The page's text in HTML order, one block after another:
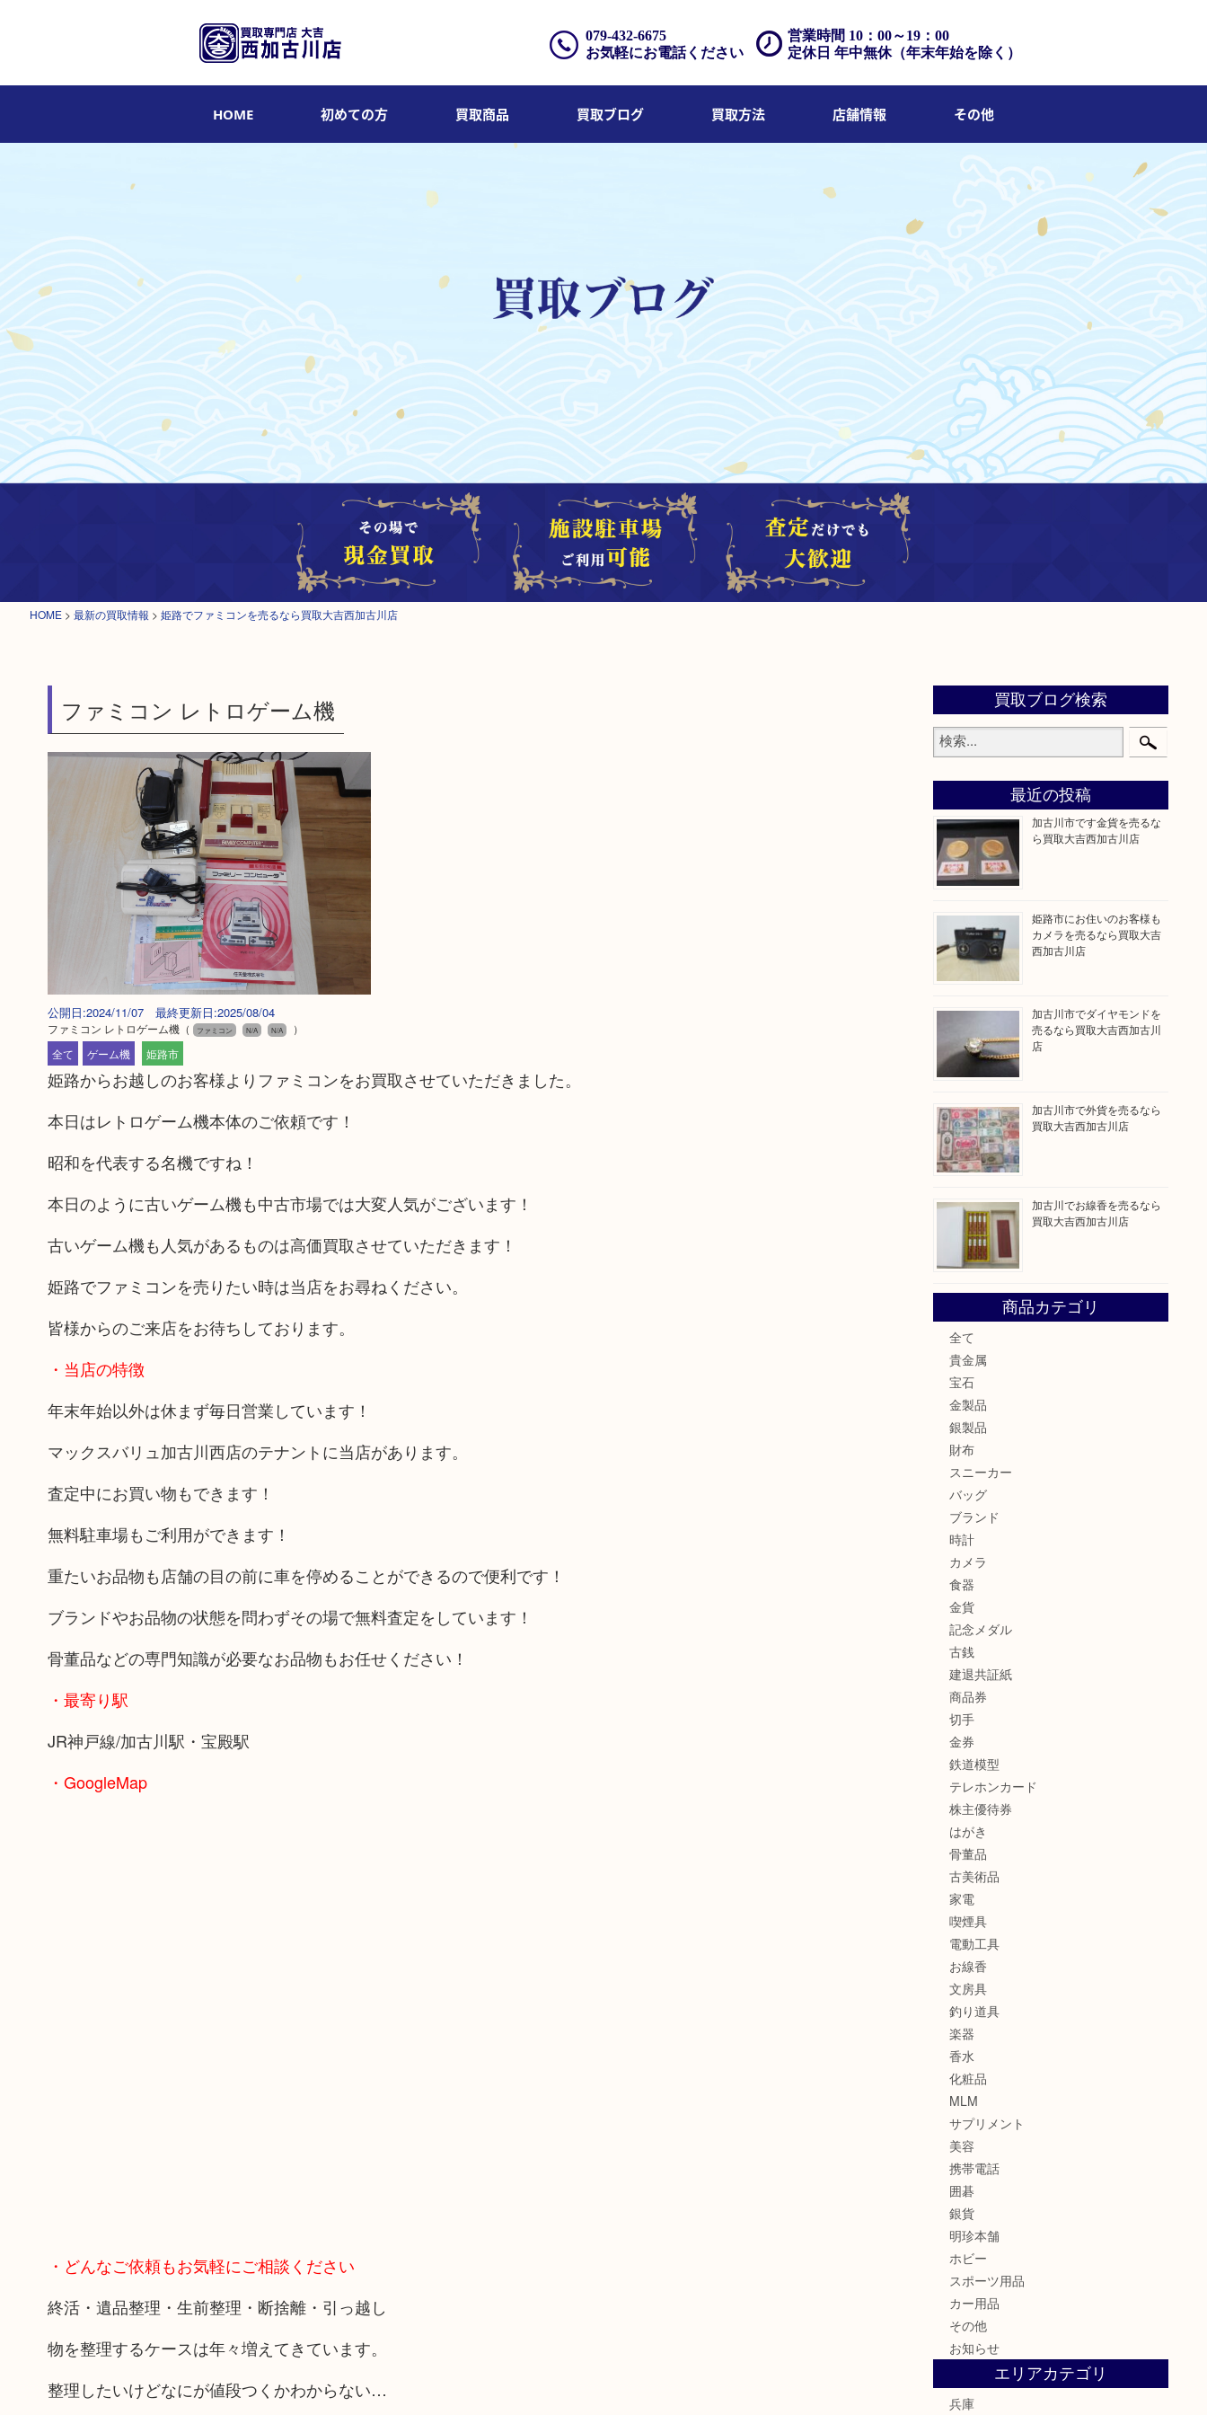
営業時間 10：00～19：00
定休日 年中無休（年末年始を除く）
079-432-6675
お気軽にお電話ください
HOME 初めての方 買取商品 買取ブログ 買取方法 店舗情報 その他
HOME > 最新の買取情報 > 姫路でファミコンを売るなら買取大吉西加古川店
ファミコン レトロゲーム機
公開日:2024/11/07 最終更新日:2025/08/04
ファミコン レトロゲーム機（ ファミコン N/A N/A
）
全て
ゲーム機 姫路市
姫路からお越しのお客様よりファミコンをお買取させていただきました。
本日はレトロゲーム機本体のご依頼です！
昭和を代表する名機ですね！
本日のように古いゲーム機も中古市場では大変人気がございます！
古いゲーム機も人気があるものは高価買取させていただきます！
姫路でファミコンを売りたい時は当店をお尋ねください。
皆様からのご来店をお待ちしております。
・当店の特徴
年末年始以外は休まず毎日営業しています！
マックスバリュ加古川西店のテナントに当店があります。
査定中にお買い物もできます！
無料駐車場もご利用ができます！
重たいお品物も店舗の目の前に車を停めることができるので便利です！
ブランドやお品物の状態を問わずその場で無料査定をしています！
骨董品などの専門知識が必要なお品物もお任せください！
・最寄り駅
JR神戸線/加古川駅・宝殿駅
・GoogleMap
・どんなご依頼もお気軽にご相談ください
終活・遺品整理・生前整理・断捨離・引っ越し
物を整理するケースは年々増えてきています。
整理したいけどなにが値段つくかわからない…
買取ブログ検索
最近の投稿
加古川市です金貨を売るな
ら買取大吉西加古川店
姫路市にお住いのお客様も
カメラを売るなら買取大吉
西加古川店
加古川市でダイヤモンドを
売るなら買取大吉西加古川
店
加古川市で外貨を売るなら
買取大吉西加古川店
加古川でお線香を売るなら
買取大吉西加古川店
商品カテゴリ
全て
貴金属
宝石
金製品
銀製品
財布
スニーカー
バッグ
ブランド
時計
カメラ
食器
金貨
記念メダル
古銭
建退共証紙
商品券
切手
金券
鉄道模型
テレホンカード
株主優待券
はがき
骨董品
古美術品
家電
喫煙具
電動工具
お線香
文房具
釣り道具
楽器
香水
化粧品
MLM
サプリメント
美容
携帯電話
囲碁
銀貨
明珍本舗
ホビー
スポーツ用品
カー用品
その他
お知らせ
エリアカテゴリ
兵庫